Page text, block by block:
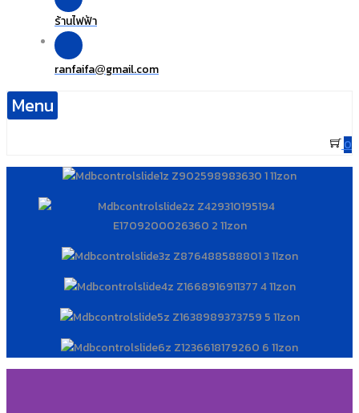
ร้านไฟฟ้า
ranfaifa@gmail.com
Menu
0